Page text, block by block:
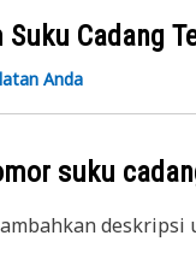
Cadang
Anda
suku
deskripsi